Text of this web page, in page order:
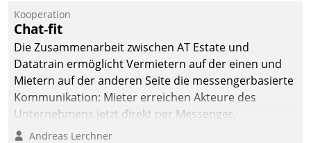
kommunale Wohnungsbauunternehmen daher
gemeinsam mit der Berliner Datatrain GmbH den
Teilprozess der Objektsanierung digitalisiert.
Kooperation
Chat-fit
Die Zusammenarbeit zwischen AT Estate und
Datatrain ermöglicht Vermietern auf der einen und
Mietern auf der anderen Seite die messengerbasierte
Kommunikation: Mieter erreichen Akteure des
Unternehmens jetzt direkt per Messenger,
Mitarbeiter oder Dienstleister empfangen oder
Andreas Lerchner